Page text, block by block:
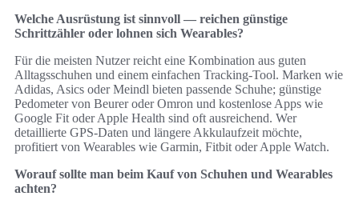
Welche Ausrüstung ist sinnvoll — reichen günstige
Schrittzähler oder lohnen sich Wearables?
Für die meisten Nutzer reicht eine Kombination aus guten
Alltagsschuhen und einem einfachen Tracking‑Tool. Marken wie
Adidas, Asics oder Meindl bieten passende Schuhe; günstige
Pedometer von Beurer oder Omron und kostenlose Apps wie
Google Fit oder Apple Health sind oft ausreichend. Wer
detaillierte GPS‑Daten und längere Akkulaufzeit möchte,
profitiert von Wearables wie Garmin, Fitbit oder Apple Watch.
Worauf sollte man beim Kauf von Schuhen und Wearables
achten?